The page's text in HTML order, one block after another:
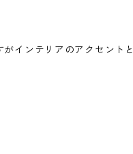
インテリアのアクセントと